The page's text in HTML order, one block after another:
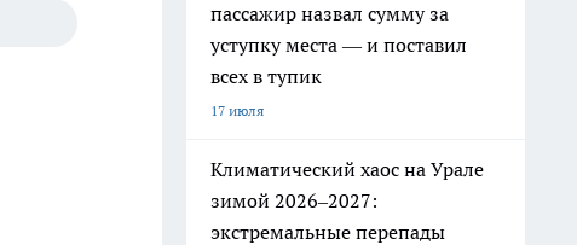
пассажир назвал сумму за
уступку места — и поставил
всех в тупик
17 июля
Климатический хаос на Урале
зимой 2026–2027:
экстремальные перепады